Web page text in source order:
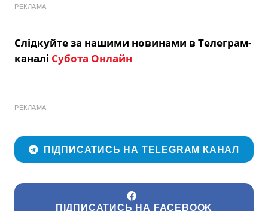
РЕКЛАМА
Слідкуйте за нашими новинами в Телеграм-
каналі Субота Онлайн
РЕКЛАМА
ПІДПИСАТИСЬ НА TELEGRAM КАНАЛ
ПІДПИСАТИСЬ НА FACEBOOK